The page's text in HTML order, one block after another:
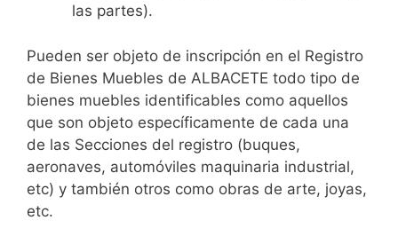
las partes).
Pueden ser objeto de inscripción en el Registro
de Bienes Muebles de ALBACETE todo tipo de
bienes muebles identificables como aquellos
que son objeto específicamente de cada una
de las Secciones del registro (buques,
aeronaves, automóviles maquinaria industrial,
etc) y también otros como obras de arte, joyas,
etc.